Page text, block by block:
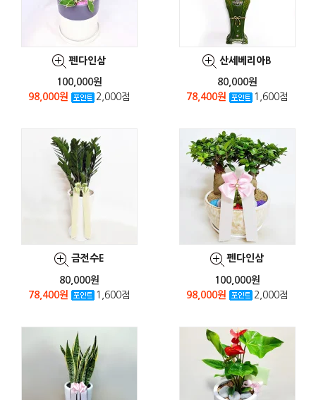
펜다인삼
100,000원
98,000원
2,000점
산세베리아B
80,000원
78,400원
1,600점
금전수E
80,000원
78,400원
1,600점
펜다인삼
100,000원
98,000원
2,000점